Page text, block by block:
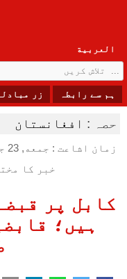
العربیة
ہم سے رابطہ زر
حصہ : افغانستان
زمان اشاعت : جمعه, 23 جولای , 2021
خبر کا
کابل پر
ہیں؛